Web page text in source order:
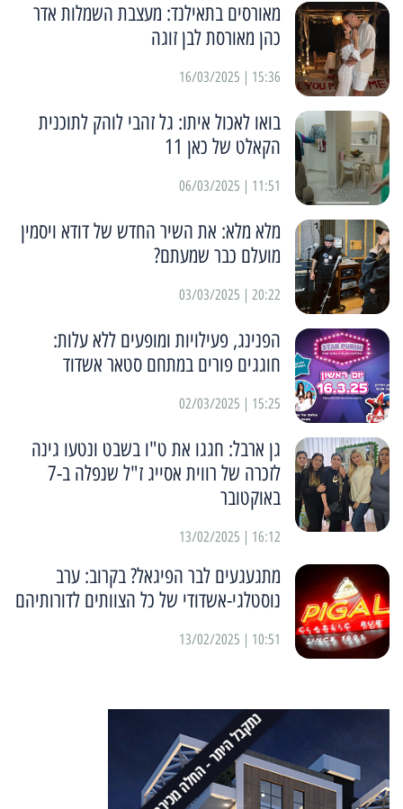
מאורסים בתאילנד: מעצבת השמלות אדר
כהן מאורסת לבן זוגה
15:36 | 16/03/2025
בואו לאכול איתו: גל זהבי לוהק לתוכנית
הקאלט של כאן 11
11:51 | 06/03/2025
מלא מלא: את השיר החדש של דודא ויסמין
מועלם כבר שמעתם?
20:22 | 03/03/2025
הפנינג, פעילויות ומופעים ללא עלות:
חוגגים פורים במתחם סטאר אשדוד
15:25 | 02/03/2025
גן ארבל: חגגו את ט"ו בשבט ונטעו גינה
לזכרה של רווית אסייג ז"ל שנפלה ב-7
באוקטובר
16:12 | 13/02/2025
מתגעגעים לבר הפיגאל? בקרוב: ערב
נוסטלגי-אשדודי של כל הצוותים לדורותיהם
10:51 | 13/02/2025